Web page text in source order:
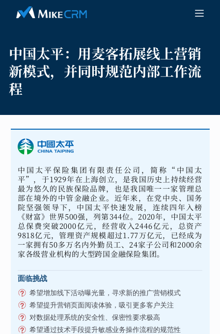
中国太平： 用麦客拓展线上营销
新模式，并同时规范内部工作流
程
中国太平保险集团有限责任公司，简称“中国太
平”，于1929年在上海创立，是我国历史上持续经营
最为悠久的民族保险品牌，也是我国唯一一家管理总
部在境外的中管金融企业。近年来，在党中央、国务
院坚强领导下，中国太平快速发展，连续四年入榜
《财富》世界500强，列第344位。2020年，中国太平
总保费突破2000亿元，经营收入2446亿元，总资产
9818亿元，管理资产规模超过1.77万亿元，已经成为
一家拥有50多万名内外勤员工、24家子公司和2000余
家各级营业机构的大型跨国金融保险集团。
面临挑战
希望增加线下活动曝光量，寻求新的推广营销模式
希望提升营销页面阅读体验，吸引更多客户关注
对数据处理系统的安全性、保密性要求极高
希望通过技术手段提升敏感业务操作流程的规范性